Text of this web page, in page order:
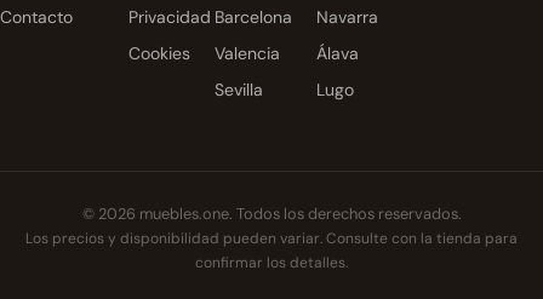
Contacto
Privacidad
Cookies
Barcelona
Valencia
Sevilla
Navarra
Álava
Lugo
© 2026 muebles.one. Todos los derechos reservados.
Los precios y disponibilidad pueden variar. Consulte con la tienda para
confirmar los detalles.